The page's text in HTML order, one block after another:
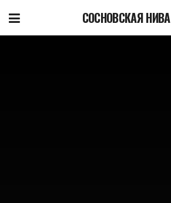
СОСНОВСКАЯ НИВА